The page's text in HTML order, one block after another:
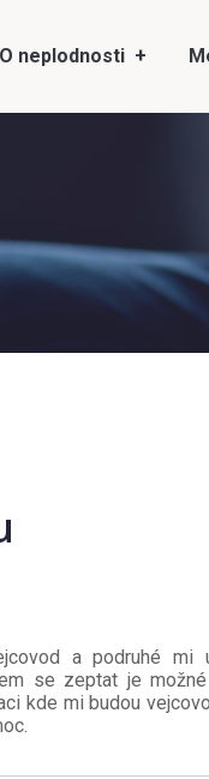
O neplodnosti
a podruhé mi
se zeptat je
kde mi budou